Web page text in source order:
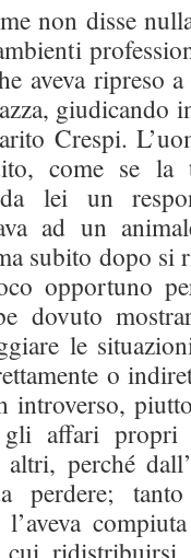
non disse
aveva ripreso
giudicando
Crespi.
come se la
lei un
ad un
subito dopo si
opportuno
dovuto
le
o
introverso,
gli affari propri
perché
perdere;
cui